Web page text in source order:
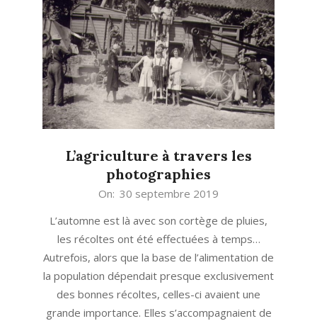
L’agriculture à travers les
photographies
30
On: 30 septembre 2019
L’automne est là avec son cortège de pluies,
les récoltes ont été effectuées à temps…
Autrefois, alors que la base de l’alimentation de
la population dépendait presque exclusivement
des bonnes récoltes, celles-ci avaient une
grande importance. Elles s’accompagnaient de